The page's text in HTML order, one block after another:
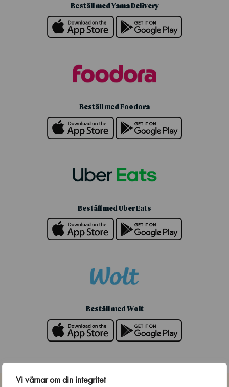
Vi värnar om din integritet
Beställ med Yama Delivery
Beställ med Foodora
Beställ med Uber Eats
Beställ med Wolt